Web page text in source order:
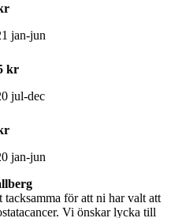
jan-jun
kr
jul-dec
jan-jun
för att ni har valt att
Vi önskar lycka till